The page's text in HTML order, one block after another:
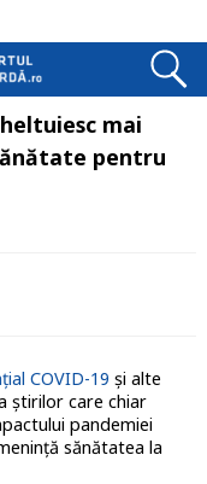
mai
pentru
COVID-19 și alte
știrilor care chiar
pandemiei
sănătatea la